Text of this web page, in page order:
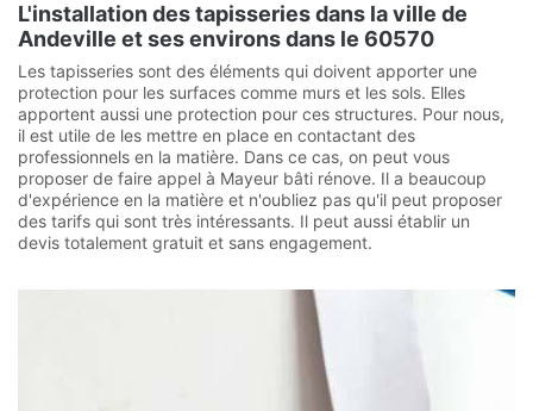
L'installation des tapisseries dans la ville de
Andeville et ses environs dans le 60570
Les tapisseries sont des éléments qui doivent apporter une
protection pour les surfaces comme murs et les sols. Elles
apportent aussi une protection pour ces structures. Pour nous,
il est utile de les mettre en place en contactant des
professionnels en la matière. Dans ce cas, on peut vous
proposer de faire appel à Mayeur bâti rénove. Il a beaucoup
d'expérience en la matière et n'oubliez pas qu'il peut proposer
des tarifs qui sont très intéressants. Il peut aussi établir un
devis totalement gratuit et sans engagement.